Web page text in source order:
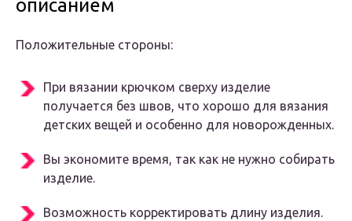
описанием
Положительные стороны:
При вязании крючком сверху изделие
получается без швов, что хорошо для вязания
детских вещей и особенно для новорожденных.
Вы экономите время, так как не нужно собирать
изделие.
Возможность корректировать длину изделия.